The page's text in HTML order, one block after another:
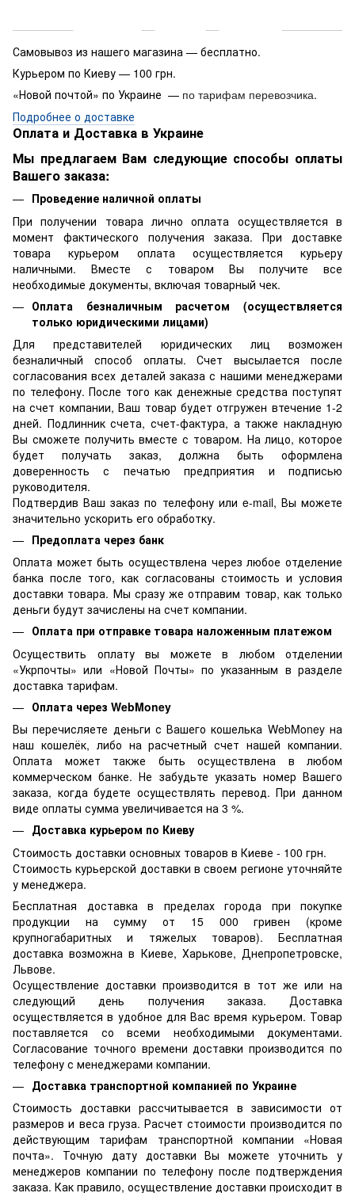
Самовывоз из нашего магазина — бесплатно.
Курьером по Киеву — 100 грн.
«Новой почтой» по Украине — по тарифам перевозчика.
Подробнее о доставке
Оплата и Доставка в Украине
Мы предлагаем Вам следующие способы оплаты
Вашего заказа:
Проведение наличной оплаты
При получении товара лично оплата осуществляется в
момент фактического получения заказа. При доставке
товара курьером оплата осуществляется курьеру
наличными. Вместе с товаром Вы получите все
необходимые документы, включая товарный чек.
Оплата безналичным расчетом (осуществляется
только юридическими лицами)
Для представителей юридических лиц возможен
безналичный способ оплаты. Счет высылается после
согласования всех деталей заказа с нашими менеджерами
по телефону. После того как денежные средства поступят
на счет компании, Ваш товар будет отгружен втечение 1-2
дней. Подлинник счета, счет-фактура, а также накладную
Вы сможете получить вместе с товаром. На лицо, которое
будет получать заказ, должна быть оформлена
доверенность с печатью предприятия и подписью
руководителя.
Подтвердив Ваш заказ по телефону или e-mail, Вы можете
значительно ускорить его обработку.
Предоплата через банк
Оплата может быть осуществлена через любое отделение
банка после того, как согласованы стоимость и условия
доставки товара. Мы сразу же отправим товар, как только
деньги будут зачислены на счет компании.
Оплата при отправке товара наложенным платежом
Осуществить оплату вы можете в любом отделении
«Укрпочты» или «Новой Почты» по указанным в разделе
доставка тарифам.
Оплата через WebMoney
Вы перечисляете деньги с Вашего кошелька WebMoney на
наш кошелёк, либо на расчетный счет нашей компании.
Оплата может также быть осуществлена в любом
коммерческом банке. Не забудьте указать номер Вашего
заказа, когда будете осуществлять перевод. При данном
виде оплаты сумма увеличивается на 3 %.
Доставка курьером по Киеву
Стоимость доставки основных товаров в Киеве - 100 грн.
Стоимость курьерской доставки в своем регионе уточняйте
у менеджера.
Бесплатная доставка в пределах города при покупке
продукции на сумму от 15 000 гривен (кроме
крупногабаритных и тяжелых товаров). Бесплатная
доставка возможна в Киеве, Харькове, Днепропетровске,
Львове.
Осуществление доставки производится в тот же или на
следующий день получения заказа. Доставка
осуществляется в удобное для Вас время курьером. Товар
поставляется со всеми необходимыми документами.
Согласование точного времени доставки производится по
телефону с менеджерами компании.
Доставка транспортной компанией по Украине
Стоимость доставки рассчитывается в зависимости от
размеров и веса груза. Расчет стоимости производится по
действующим тарифам транспортной компании «Новая
почта». Точную дату доставки Вы можете уточнить у
менеджеров компании по телефону после подтверждения
заказа. Как правило, осуществление доставки происходит в